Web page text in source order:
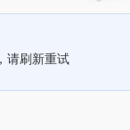
请刷新重试